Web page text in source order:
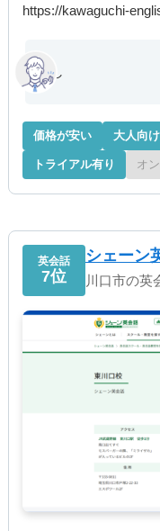
https://kawaguchi-
し
価格が安い 大人向け
トライアル有り オ
英会話
7位
シェーン
川口市の英